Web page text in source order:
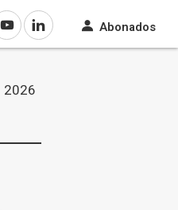
Abonados
2026